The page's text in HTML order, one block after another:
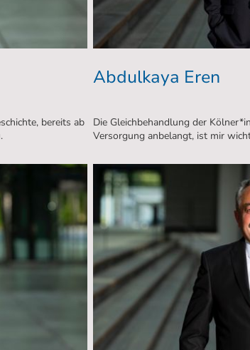
bereits ab
Abdulkaya Eren
Die Gleichbehandlung der
Versorgung anbelangt, ist mir